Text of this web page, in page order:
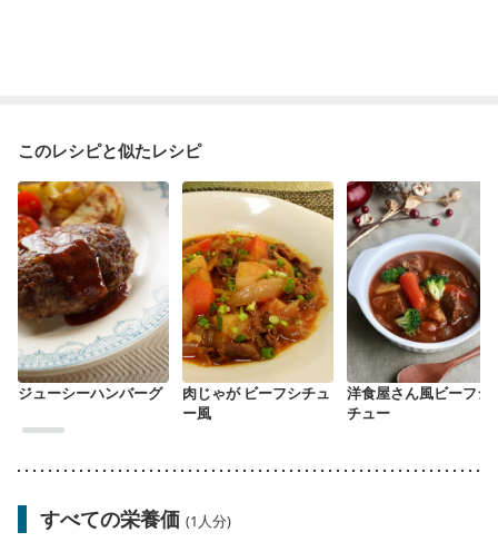
このレシピと似たレシピ
ジューシーハンバーグ
肉じゃが ビーフシチュ
ー風
洋食屋さん風ビーフシ
チュー
すべての栄養価 (1人分)